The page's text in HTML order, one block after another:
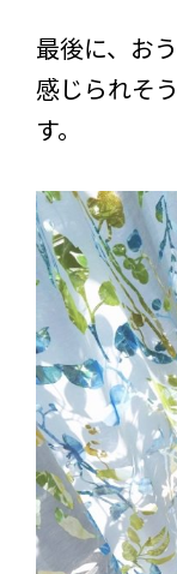
最後に、お
感じられそ
す。